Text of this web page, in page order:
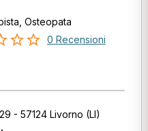
Osteopata
0 Recensioni
- 57124 Livorno (LI)